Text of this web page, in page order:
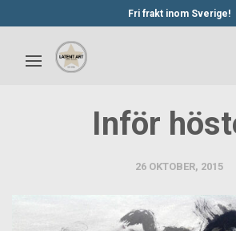
Fri frakt inom Sverige!
Inför
26 OKTOBER, 2015